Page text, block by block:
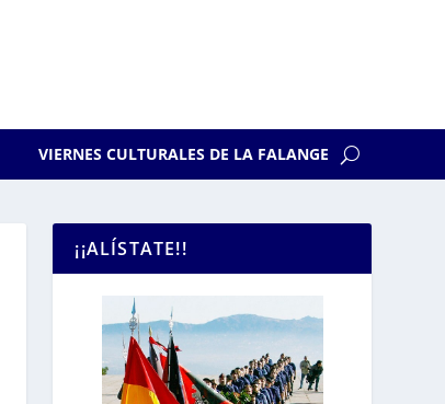
VIERNES CULTURALES DE LA FALANGE
¡¡ALÍSTATE!!